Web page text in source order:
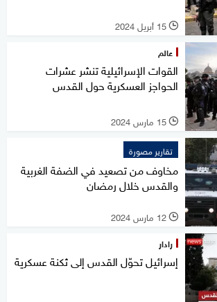
l 15 أبريل 2024
عالم
القوات الإسرائيلية تنشر عشرات
الحواجز العسكرية حول القدس
l 15 مارس 2024
تقارير مصورة
مخاوف من تصعيد في الضفة الغربية
والقدس خلال رمضان
l 12 مارس 2024
رادار
إسرائيل تحوّل القدس إلى ثكنة عسكرية